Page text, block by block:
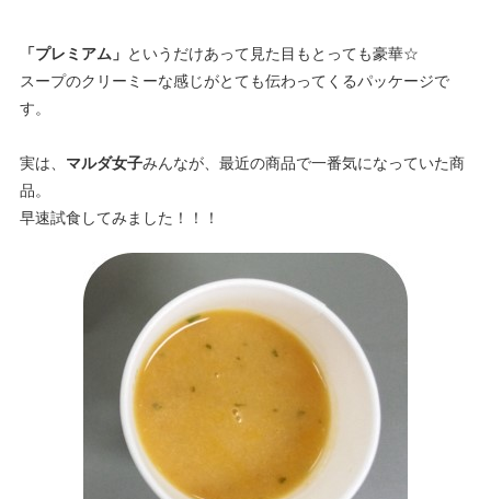
「プレミアム」 というだけあって見た目もとっても豪華☆
スープのクリーミーな感じがとても伝わってくるパッケージで
す。
実は、 マルダ女子みんなが、最近の商品で一番気になっていた商
品。
早速試食してみました！！！